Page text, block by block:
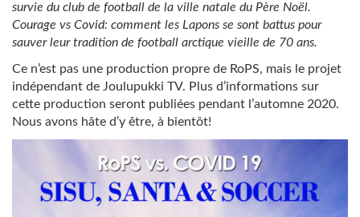
survie du club de football de la ville natale du Père Noël.
Courage vs Covid: comment les Lapons se sont battus pour
sauver leur tradition de football arctique vieille de 70 ans.
Ce n’est pas une production propre de RoPS, mais le projet
indépendant de Joulupukki TV. Plus d’informations sur
cette production seront publiées pendant l’automne 2020.
Nous avons hâte d’y être, à bientôt!